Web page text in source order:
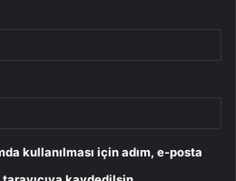
kullanılması için adım, e-posta